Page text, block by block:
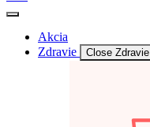
Akcia
Zdravie
Close Zdravie